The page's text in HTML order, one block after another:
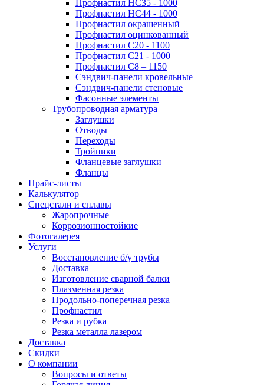
Профнастил НС35 - 1000
Профнастил НС44 - 1000
Профнастил окрашенный
Профнастил оцинкованный
Профнастил С20 - 1100
Профнастил С21 - 1000
Профнастил С8 – 1150
Сэндвич-панели кровельные
Сэндвич-панели стеновые
Фасонные элементы
Трубопроводная арматура
Заглушки
Отводы
Переходы
Тройники
Фланцевые заглушки
Фланцы
Прайс-листы
Калькулятор
Спецстали и сплавы
Жаропрочные
Коррозионностойкие
Фотогалерея
Услуги
Восстановление б/у трубы
Доставка
Изготовление сварной балки
Плазменная резка
Продольно-поперечная резка
Профнастил
Резка и рубка
Резка металла лазером
Доставка
Скидки
О компании
Вопросы и ответы